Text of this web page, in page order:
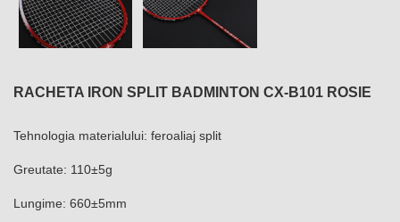
RACHETA IRON SPLIT BADMINTON CX-B101 ROSIE
Tehnologia materialului: feroaliaj split
Greutate: 110±5g
Lungime: 660±5mm